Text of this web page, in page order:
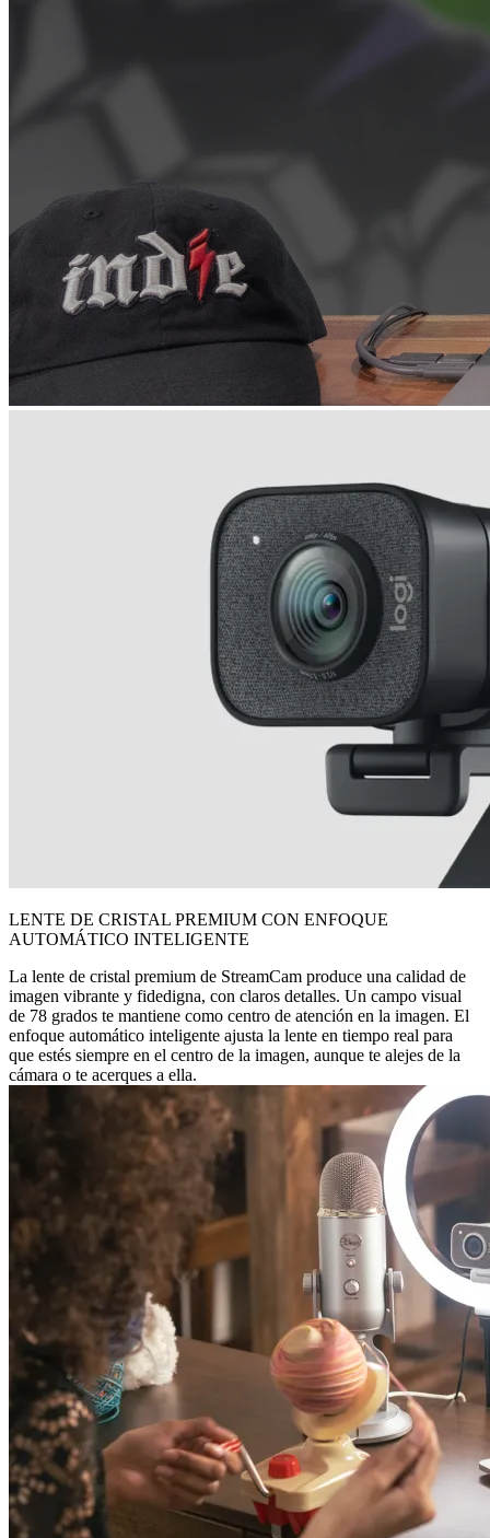
LENTE DE CRISTAL PREMIUM CON ENFOQUE
AUTOMÁTICO INTELIGENTE
La lente de cristal premium de StreamCam produce una calidad de
imagen vibrante y fidedigna, con claros detalles. Un campo visual
de 78 grados te mantiene como centro de atención en la imagen. El
enfoque automático inteligente ajusta la lente en tiempo real para
que estés siempre en el centro de la imagen, aunque te alejes de la
cámara o te acerques a ella.